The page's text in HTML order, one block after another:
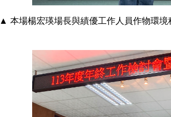
▲ 本場楊宏瑛場長與績優工作人員作物環境